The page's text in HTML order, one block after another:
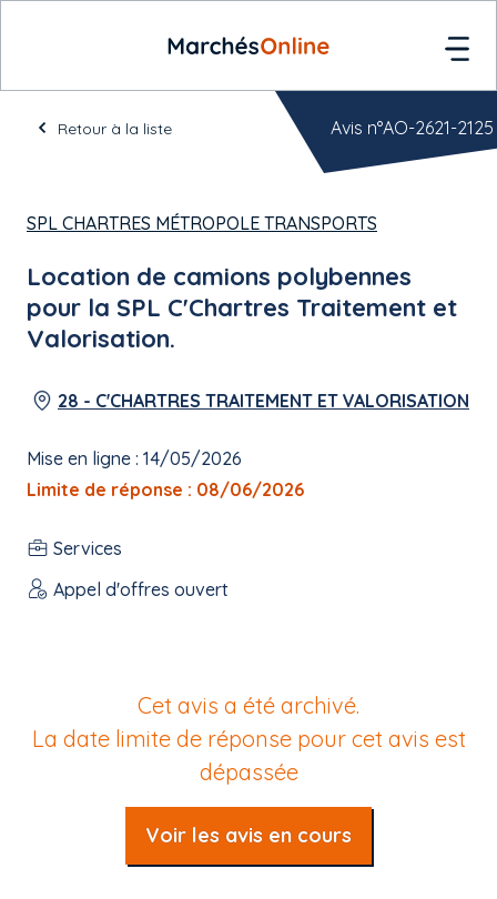
Retour à la liste
SPL CHARTRES MÉTROPOLE TRANSPORTS
Location de camions polybennes
pour la SPL C'Chartres Traitement et
Valorisation.
28 - C'CHARTRES TRAITEMENT ET VALORISATION
Mise en ligne : 14/05/2026
Limite de réponse : 08/06/2026
Services
Appel d'offres ouvert
Avis n°AO-2621-2125
Cet avis a été archivé.
La date limite de réponse pour cet avis est
dépassée
Voir les avis en cours